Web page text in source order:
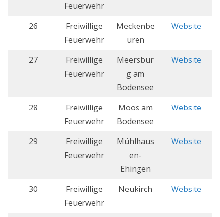
Feuerwehr
26
Freiwillige
Feuerwehr
Meckenbe
uren
Website
27
Freiwillige
Feuerwehr
Meersbur
g am
Bodensee
Website
28
Freiwillige
Feuerwehr
Moos am
Bodensee
Website
29
Freiwillige
Feuerwehr
Mühlhaus
en-
Ehingen
Website
30
Freiwillige
Feuerwehr
Neukirch Website